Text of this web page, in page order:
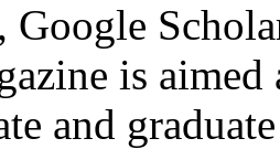
is aimed
and